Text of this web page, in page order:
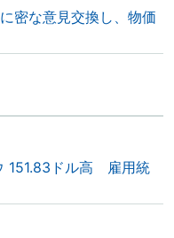
密な意見交換し、物価
151.83ドル高 雇用統